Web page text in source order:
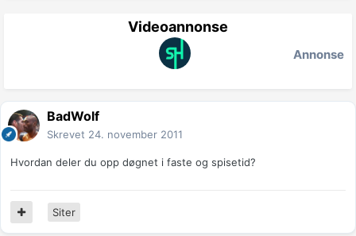
Videoannonse
Annonse
BadWolf
Skrevet 24. november 2011
Hvordan deler du opp døgnet i faste og spisetid?
Siter